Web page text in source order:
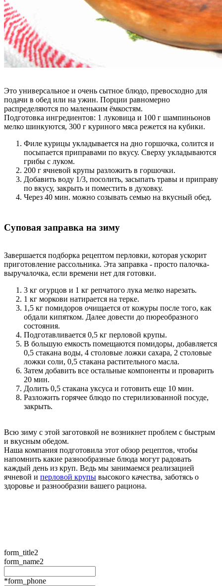
Это универсальное и очень сытное блюдо, превосходно для
подачи в обед или на ужин. Порции равномерно
распределяются по маленьким ёмкостям.
Подготовка ингредиентов: 1 луковица и 100 г шампиньонов
мелко шинкуются, 300 г куриного мяса режется на кубики.
Филе курицы укладывается на дно горшочка, солится и
посыпается приправами по вкусу. Сверху укладываются
грибы с луком.
200 г ячневой крупы разложить в горшочки.
Добавить воду 1/3, посолить, засыпать травы и приправу
по вкусу, закрыть и поместить в духовку.
Через 40 мин. можно созывать семью на вкусный обед.
Суповая заправка на зиму
Завершается подборка рецептом перловки, которая ускорит
приготовление рассольника. Эта заправка - просто палочка-
выручалочка, если времени нет для готовки.
3 кг огурцов и 1 кг репчатого лука мелко нарезать.
1 кг моркови натирается на терке.
1,5 кг помидоров очищается от кожуры после того, как
обдали кипятком. Далее довести до пюреобразного
состояния.
Подготавливается 0,5 кг перловой крупы.
В большую емкость помещаются помидоры, добавляется
0,5 стакана воды, 4 столовые ложки сахара, 2 столовые
ложки соли, 0,5 стакана растительного масла.
Затем добавить все остальные компоненты и проварить
20 мин.
Долить 0,5 стакана уксуса и готовить еще 10 мин.
Разложить горячее блюдо по стерилизованной посуде,
закрыть.
Всю зиму с этой заготовкой не возникнет проблем с быстрым
и вкусным обедом.
Наша компания подготовила этот обзор рецептов, чтобы
напомнить какие разнообразные блюда могут радовать
каждый день из круп. Ведь мы занимаемся реализацией
ячневой и перловой крупы высокого качества, заботясь о
здоровье и разнообразии вашего рациона.
form_title2
form_name2
*form_phone